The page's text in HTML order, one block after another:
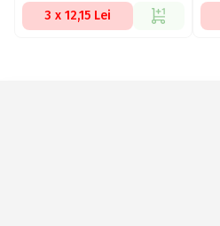
3 x 12,15 Lei